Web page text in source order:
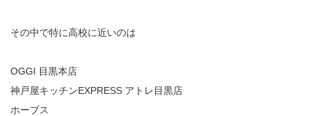
その中で特に高校に近いのは
OGGI 目黒本店
神戸屋キッチンEXPRESS アトレ目黒店
ホーブス